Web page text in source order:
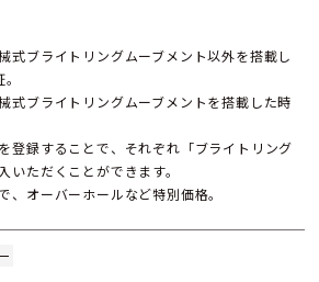
式ブライトリングムーブメント以外を搭載し
式ブライトリングムーブメントを搭載した時
登録することで、それぞれ「ブライトリング
いただくことができます。
、オーバーホールなど特別価格。